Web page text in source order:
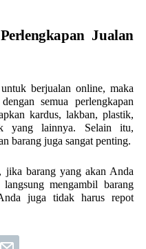
Jualan
berjualan online, maka
semua perlengkapan
kardus, lakban, plastik,
yang lainnya. Selain itu,
barang juga sangat penting.
jika barang yang akan Anda
mengambil barang
juga tidak harus repot